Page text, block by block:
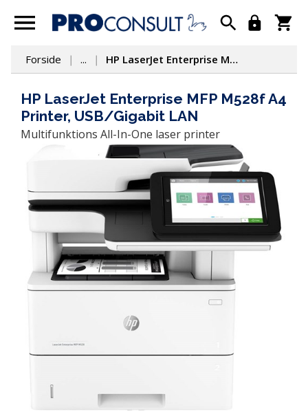
Forside ... HP LaserJet Enterprise MFP M528f A4 Printer, USB/Gigabit LAN
HP LaserJet Enterprise MFP M528f A4
Printer, USB/Gigabit LAN
Multifunktions All-In-One laser printer